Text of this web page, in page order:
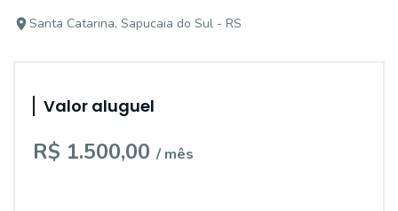
Santa Catarina, Sapucaia do Sul - RS
Valor aluguel
R$ 1.500,00 / mês